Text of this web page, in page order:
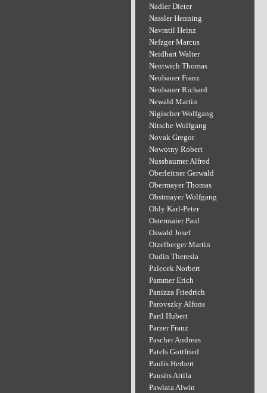
Nadler Dieter
Nassler Henning
Navratil Heinz
Nefzger Marcus
Neidhart Walter
Nentwich Thomas
Neubauer Franz
Neubauer Richard
Newald Martin
Nigischer Wolfgang
Nitsche Wolfgang
Novak Gregor
Nowotny Robert
Nussbaumer Alfred
Oberleitner Gerwald
Obermayer Thomas
Obstmayer Wolfgang
Ohly Karl-Peter
Ostermaier Paul
Oswald Josef
Otzelberger Martin
Oudin Theresia
Palecek Norbert
Pammer Erich
Panizza Friedrich
Parovszky Alfons
Partl Hubert
Parzer Franz
Pascher Andreas
Patels Gottfried
Paulis Herbert
Pausits Attila
Pawlata Alwin